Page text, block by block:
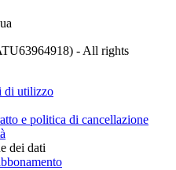
- All rights
di utilizzo
e politica di cancellazione
dei dati